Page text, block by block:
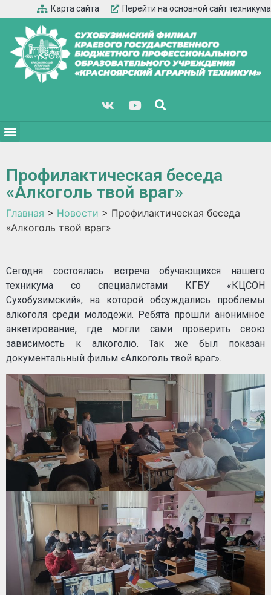
Карта сайта Перейти на основной сайт техникума
Профилактическая беседа
«Алкоголь твой враг»
Главная > Новости > Профилактическая беседа
«Алкоголь твой враг»
Сегодня состоялась встреча обучающихся нашего
техникума со специалистами КГБУ «КЦСОН
Сухобузимский», на которой обсуждались проблемы
алкоголя среди молодежи. Ребята прошли анонимное
анкетирование, где могли сами проверить свою
зависимость к алкоголю. Так же был показан
документальный фильм «Алкоголь твой враг».